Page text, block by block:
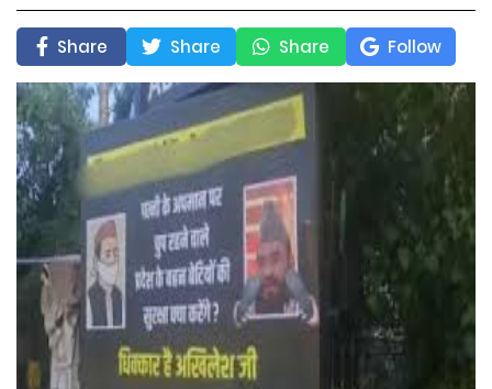
Share Share Share Follow